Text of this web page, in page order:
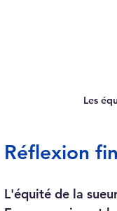
Les
Réflexion
L'équité de la